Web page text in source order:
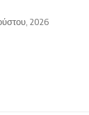
2026